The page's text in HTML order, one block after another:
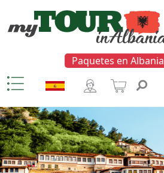
Paquetes en Albania